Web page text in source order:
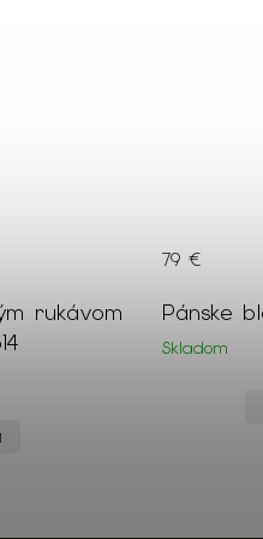
rukávom
Pánske
Skladom
79 €